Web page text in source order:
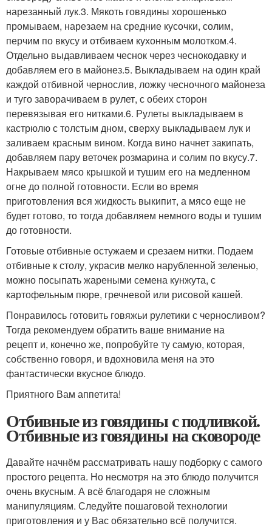
нарезанный лук.3. Мякоть говядины хорошенько
промываем, нарезаем на средние кусочки, солим,
перчим по вкусу и отбиваем кухонным молотком.4.
Отдельно выдавливаем чеснок через чеснокодавку и
добавляем его в майонез.5. Выкладываем на один край
каждой отбивной чернослив, ложку чесночного майонеза
и туго заворачиваем в рулет, с обеих сторон
перевязывая его нитками.6. Рулеты выкладываем в
кастрюлю с толстым дном, сверху выкладываем лук и
заливаем красным вином. Когда вино начнет закипать,
добавляем пару веточек розмарина и солим по вкусу.7.
Накрываем мясо крышкой и тушим его на медленном
огне до полной готовности. Если во время
приготовления вся жидкость выкипит, а мясо еще не
будет готово, то тогда добавляем немного воды и тушим
до готовности.
Готовые отбивные остужаем и срезаем нитки. Подаем
отбивные к столу, украсив мелко нарубленной зеленью,
можно посыпать жареными семена кунжута, с
картофельным пюре, гречневой или рисовой кашей.
Понравилось готовить говяжьи рулетики с черносливом?
Тогда рекомендуем обратить ваше внимание на
рецепт и, конечно же, попробуйте ту самую, которая,
собственно говоря, и вдохновила меня на это
фантастически вкусное блюдо.
Приятного Вам аппетита!
Отбивные из говядины с подливкой.
Отбивные из говядины на сковороде
Давайте начнём рассматривать нашу подборку с самого
простого рецепта. Но несмотря на это блюдо получится
очень вкусным. А всё благодаря не сложным
манипуляциям. Следуйте пошаговой технологии
приготовления и у Вас обязательно всё получится.